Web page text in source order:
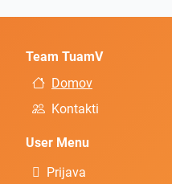
Team TuamV
Domov
Kontakti
User Menu
Prijava